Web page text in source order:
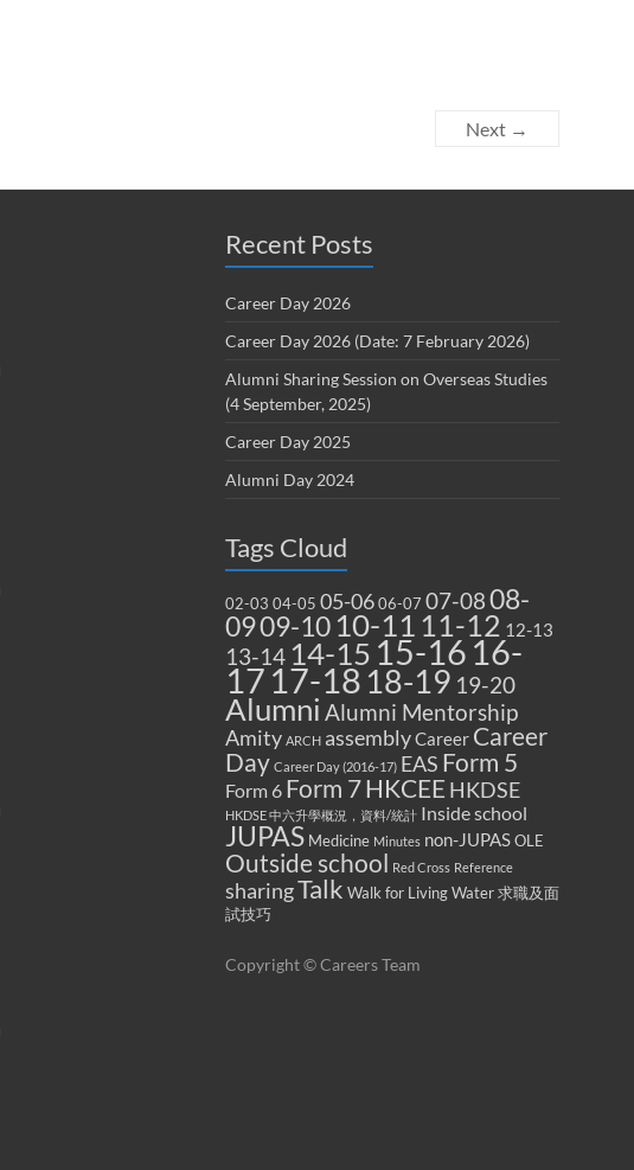
Next →
Recent Posts
Career Day 2026
Career Day 2026 (Date: 7 February 2026)
Alumni Sharing Session on Overseas Studies
(4 September, 2025)
Career Day 2025
Alumni Day 2024
Tags Cloud
02-03 04-05 05-0606-07 07-0808-
0909-10 10-11 11-12 12-13
13-14 14-15 15-16 16-
17 17-18 18-19 19-20
Alumni Alumni Mentorship
Amity ARCH assemblyCareer Career
Day Career Day (2016-17) EAS Form 5
Form 6 Form 7HKCEE HKDSE
HKDSE 中六升學概況，資料/統計 Inside school
JUPAS Medicine Minutes non-JUPASOLE
Outside school Red Cross Reference
sharingTalk Walk for Living Water求職及面
試技巧
Copyright © Careers Team